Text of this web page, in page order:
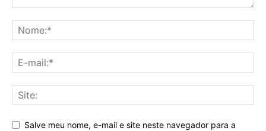
Salve meu nome, e-mail e site neste navegador para a